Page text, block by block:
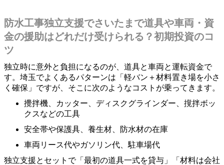
防水工事独立支援でさいたまで道具や車両・資
金の援助はどれだけ受けられる？初期投資のコ
ツ
独立時に意外と負担になるのが、道具と車両と運転資金で
す。埼玉でよくあるパターンは「軽バン＋材料置き場を小さ
く確保」ですが、そこに次のようなコストが乗ってきます。
攪拌機、カッター、ディスクグラインダー、撹拌ボッ
クスなどの工具
安全帯や保護具、養生材、防水材の在庫
車両リース代やガソリン代、駐車場代
独立支援とセットで「最初の道具一式を貸与」「材料は会社